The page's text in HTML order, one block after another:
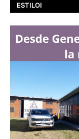
ESTILOI